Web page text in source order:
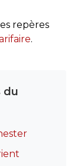
repères
.
du